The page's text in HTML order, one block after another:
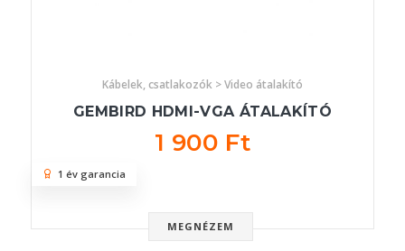
Kábelek, csatlakozók > Video átalakító
GEMBIRD HDMI-VGA ÁTALAKÍTÓ
1 900 Ft
MEGNÉZEM
1 év garancia